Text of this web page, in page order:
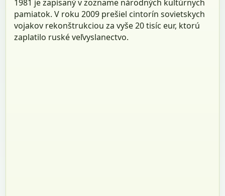
1981 je zapísaný v zozname národných kultúrnych
pamiatok. V roku 2009 prešiel cintorín sovietskych
vojakov rekonštrukciou za vyše 20 tisíc eur, ktorú
zaplatilo ruské veľvyslanectvo.